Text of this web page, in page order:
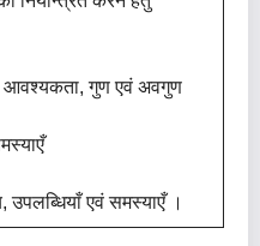
गुण एवं अवगुण
उपलब्धियाँ एवं समस्याएँ ।